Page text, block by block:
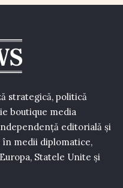
strategică, politică
boutique media
editorială și
medii diplomatice,
Statele Unite și